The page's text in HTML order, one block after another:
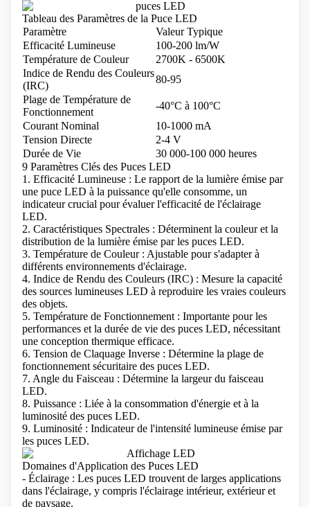
Tableau des Paramètres de la Puce LED
Paramètre
Valeur Typique
Efficacité Lumineuse
100-200 lm/W
Température de Couleur
2700K - 6500K
Indice de Rendu des Couleurs
(IRC)
80-95
Plage de Température de
Fonctionnement
-40°C à 100°C
Courant Nominal
10-1000 mA
Tension Directe
2-4 V
Durée de Vie
30 000-100 000 heures
9 Paramètres Clés des Puces LED
1. Efficacité Lumineuse : Le rapport de la lumière émise par
une puce LED à la puissance qu'elle consomme, un
indicateur crucial pour évaluer l'efficacité de l'éclairage
LED.
2. Caractéristiques Spectrales : Déterminent la couleur et la
distribution de la lumière émise par les puces LED.
3. Température de Couleur : Ajustable pour s'adapter à
différents environnements d'éclairage.
4. Indice de Rendu des Couleurs (IRC) : Mesure la capacité
des sources lumineuses LED à reproduire les vraies couleurs
des objets.
5. Température de Fonctionnement : Importante pour les
performances et la durée de vie des puces LED, nécessitant
une conception thermique efficace.
6. Tension de Claquage Inverse : Détermine la plage de
fonctionnement sécuritaire des puces LED.
7. Angle du Faisceau : Détermine la largeur du faisceau
LED.
8. Puissance : Liée à la consommation d'énergie et à la
luminosité des puces LED.
9. Luminosité : Indicateur de l'intensité lumineuse émise par
les puces LED.
Domaines d'Application des Puces LED
- Éclairage : Les puces LED trouvent de larges applications
dans l'éclairage, y compris l'éclairage intérieur, extérieur et
de paysage.